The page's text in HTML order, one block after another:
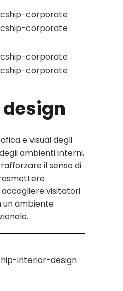
e visual degli
ambienti interni,
il senso di
visitatori
un ambiente